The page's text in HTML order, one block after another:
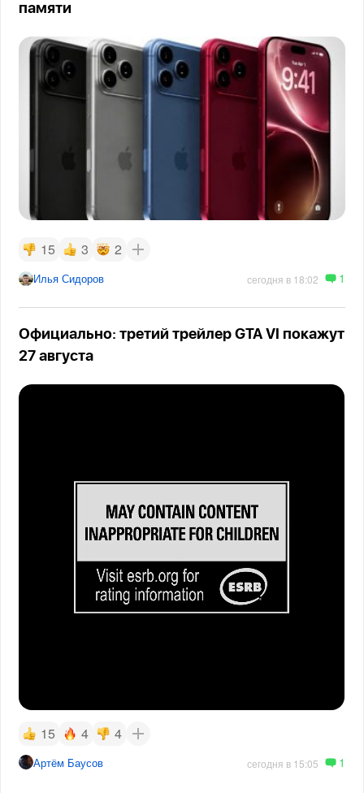
памяти
15 3 2
Илья Сидоров сегодня в 18:02 1
Официально: третий трейлер GTA VI покажут
27 августа
15 4 4
Артём Баусов сегодня в 15:05 1